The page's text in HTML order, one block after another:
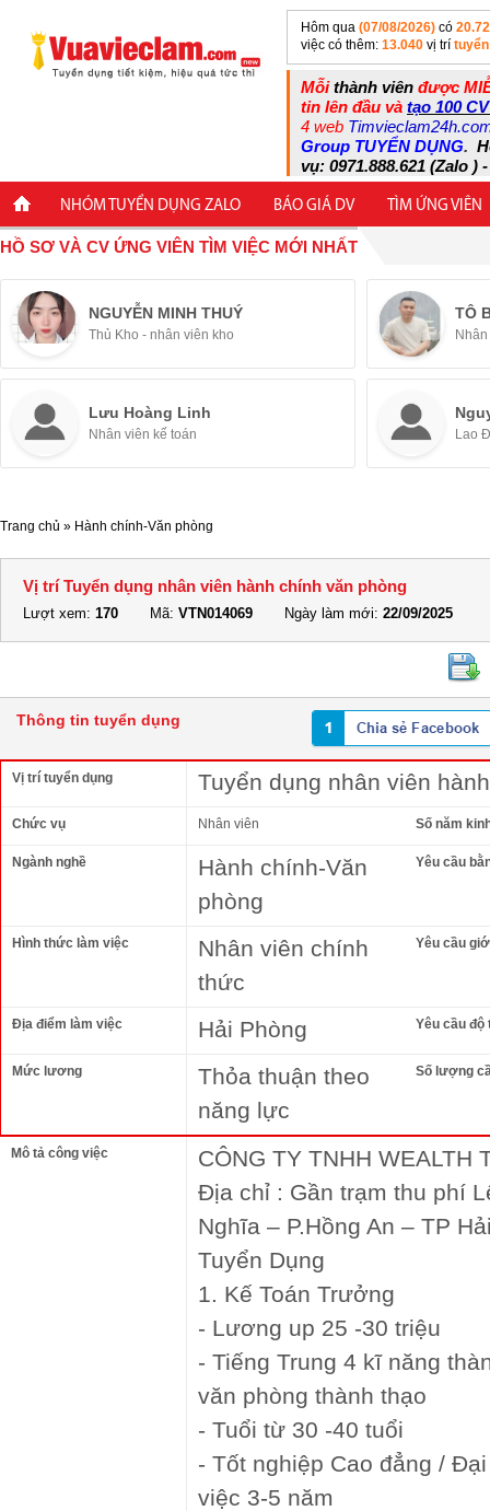
Hôm qua (07/08/2026) có
việc có thêm: 13.040 vị trí
Mỗithành viên được
tin lên đầu và tạo 100
4 web
Group TUYỂN DỤNG.
vụ: 0971.888.621 (Zalo )
NHÓM TUYỂN DỤNG ZALO BÁO GIÁ DV TÌM ỨNG VIÊN
HỒ SƠ VÀ CV ỨNG VIÊN TÌM VIỆC MỚI NHẤT
NGUYỄN MINH THUÝ
Thủ Kho - nhân viên kho
TÔ
Lưu Hoàng Linh
Nhân viên kế toán Lao
Trang chủ » Hành chính-Văn phòng
Vị trí Tuyển dụng nhân viên hành chính văn phòng
Lượt xem: 170 Mã: VTN014069 Ngày làm mới: 22/09/2025
Thông tin tuyển dụng
Vị trí tuyển dụng Tuyển dụng nhân viên
Chức vụ Nhân viên Số năm
Ngành nghề
Hành chính-Văn
phòng
Yêu cầu
Hình thức làm việc
Nhân viên chính
thức
Yêu cầu
Địa điểm làm việc Hải Phòng Yêu cầu độ
Mức lương
Thỏa thuận theo
năng lực
Số lượng
Mô tả công việc
CÔNG TY TNHH WEALTH
Địa chỉ : Gần trạm thu phí
Nghĩa – P.Hồng An – TP
Tuyển Dụng
1. Kế Toán Trưởng
- Lương up 25 -30 triệu
- Tiếng Trung 4 kĩ năng
văn phòng thành thạo
- Tuổi từ 30 -40 tuổi
- Tốt nghiệp Cao đẳng /
việc 3-5 năm